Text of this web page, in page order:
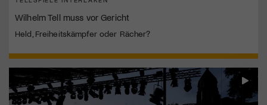
Wilhelm Tell muss vor Gericht
Held, Freiheitskämpfer oder Rächer?